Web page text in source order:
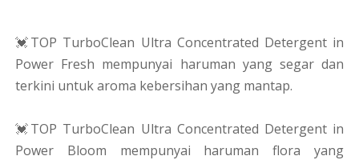
💓TOP TurboClean Ultra Concentrated Detergent in
Power Fresh mempunyai haruman yang segar dan
terkini untuk aroma kebersihan yang mantap.
💓TOP TurboClean Ultra Concentrated Detergent in
Power Bloom mempunyai haruman flora yang